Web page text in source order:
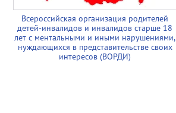
Всероссийская организация родителей
детей-инвалидов и инвалидов старше 18
лет с ментальными и иными нарушениями,
нуждающихся в представительстве своих
интересов (ВОРДИ)